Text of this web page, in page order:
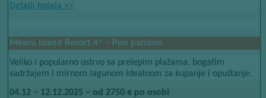
Detalji hotela​​ >>
Meeru Island Resort​​ 4*​​ – Pun pansion
Veliko i popularno ostrvo sa prelepim plažama, bogatim
sadržajem i mirnom lagunom idealnom za kupanje i opuštanje.
04.12 – 12.12.2025 – od 2750 € po osobi